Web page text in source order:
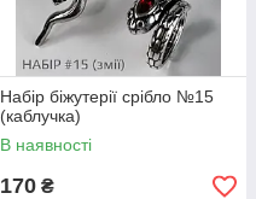
Набір біжутерії срібло №15
(каблучка)
В наявності
170 ₴